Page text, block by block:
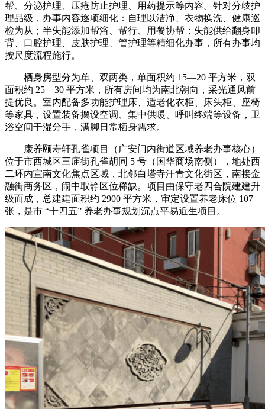
帮、分泌护理、压疮防止护理、用药提示等内容。针对分歧护
理品级，办事内容逐项细化：自理以洁净、衣物换洗、健康巡
检为从；半失能添加帮浴、帮行、用餐协帮；失能供给翻身叩
背、口腔护理、皮肤护理、管护理等精细化办事，所有办事均
按尺度流程施行。
栖身房型分为单、双两类，单面积约 15—20 平方米，双
面积约 25—30 平方米，所有房间均为南北朝向，采光通风前
提优良。室内配备多功能护理床、适老化衣柜、床头柜、座椅
等家具，设置装备摆设空调、集中供暖、呼叫终端等设备，卫
浴空间干湿分手，满脚日常栖身需求。
康养颐寿轩孔雀项目（广安门内街道区域养老办事核心）
位于市西城区三庙街孔雀胡同 5 号（国华商场南侧），地处西
二环内宣南文化焦点区域，北邻白塔寺汗青文化街区，南接金
融街商务区，闹中取静区位稀缺。项目由保守老四合院建建升
级而成，总建建面积约 2900 平方米，审定设置养老床位 107
张，是市 “十四五” 养老办事规划沉点平易近生项目。